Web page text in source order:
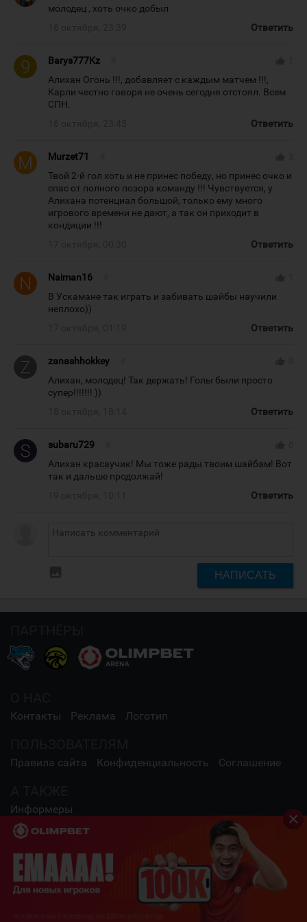
молодец , хоть очко добыл
Ответить
Barys777Kz
Алихан Огонь !!!, добавляет с каждым матчем !!!,
Карли честно говоря не очень сегодня отстоял. Всем
СПН.
Ответить
Murzet71
Твой 2-й гол хоть и не принес победу, но принес очко и
спас от полного позора команду !!! Чувствуется, у
Алихана потенциал большой, только ему много
игрового времени не дают, а так он приходит в
кондиции !!!
Ответить
Naiman16
В Ускамане так играть и забивать шайбы научили
неплохо))
Ответить
zanashhokkey
Алихан, молодец! Так держать! Голы были просто
супер!!!!!!! ))
Ответить
subaru729
Алихан красаучик! Мы тоже рады твоим шайбам! Вот
так и дальше продолжай!
Ответить
НАПИСАТЬ
Контакты Реклама Логотип
Правила сайта Конфиденциальность Соглашение
Информеры
СОЦИАЛЬНЫЕ СЕТИ